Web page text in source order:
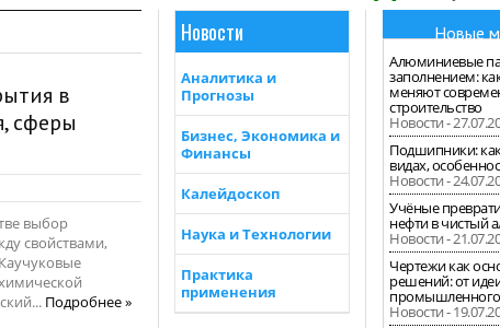
в
сферы
выбор
свойствами,
Подробнее »
Новости
Аналитика и
Прогнозы
Бизнес, Экономика и
Финансы
Калейдоскоп
Наука и Технологии
Практика
применения
Новые
Алюминиевые
заполнением:
меняют
строительство
Новости -
Подшипники:
видах,
Новости -
Учёные
нефти в чистый
Новости -
Чертежи как
решений: от
Новости -